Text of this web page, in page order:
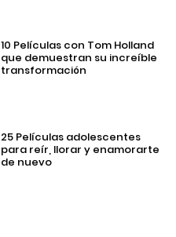
10 Películas con Tom Holland
que demuestran su increíble
transformación
25 Películas adolescentes
para reír, llorar y enamorarte
de nuevo